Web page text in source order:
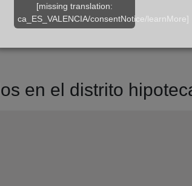
en el distrito
[missing translation:
ca_ES_VALENCIA/consentNotice/learnMore]